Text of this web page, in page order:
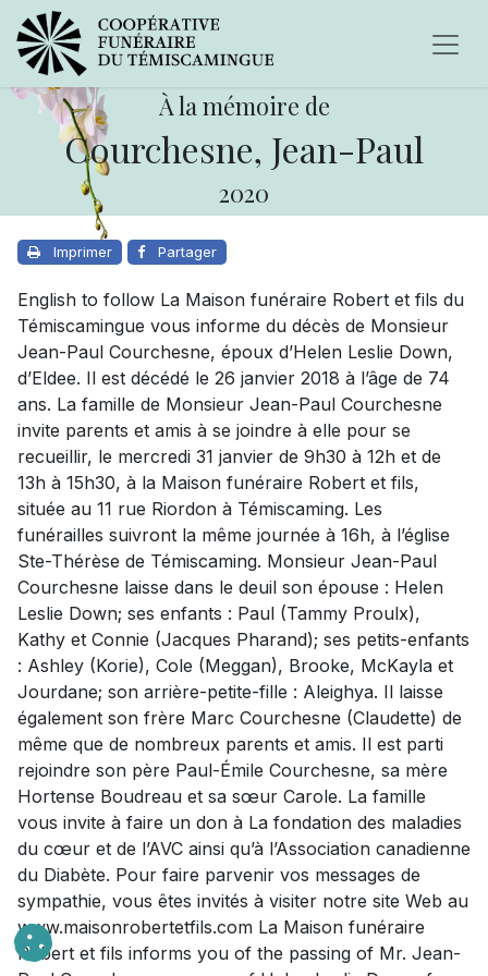
À la mémoire de
Courchesne, Jean-Paul
2020
Imprimer Partager
English to follow La Maison funéraire Robert et fils du
Témiscamingue vous informe du décès de Monsieur
Jean-Paul Courchesne, époux d’Helen Leslie Down,
d’Eldee. Il est décédé le 26 janvier 2018 à l’âge de 74
ans. La famille de Monsieur Jean-Paul Courchesne
invite parents et amis à se joindre à elle pour se
recueillir, le mercredi 31 janvier de 9h30 à 12h et de
13h à 15h30, à la Maison funéraire Robert et fils,
située au 11 rue Riordon à Témiscaming. Les
funérailles suivront la même journée à 16h, à l’église
Ste-Thérèse de Témiscaming. Monsieur Jean-Paul
Courchesne laisse dans le deuil son épouse : Helen
Leslie Down; ses enfants : Paul (Tammy Proulx),
Kathy et Connie (Jacques Pharand); ses petits-enfants
: Ashley (Korie), Cole (Meggan), Brooke, McKayla et
Jourdane; son arrière-petite-fille : Aleighya. Il laisse
également son frère Marc Courchesne (Claudette) de
même que de nombreux parents et amis. Il est parti
rejoindre son père Paul-Émile Courchesne, sa mère
Hortense Boudreau et sa sœur Carole. La famille
vous invite à faire un don à La fondation des maladies
du cœur et de l’AVC ainsi qu’à l’Association canadienne
du Diabète. Pour faire parvenir vos messages de
sympathie, vous êtes invités à visiter notre site Web au
www.maisonrobertetfils.com La Maison funéraire
Robert et fils informs you of the passing of Mr. Jean-